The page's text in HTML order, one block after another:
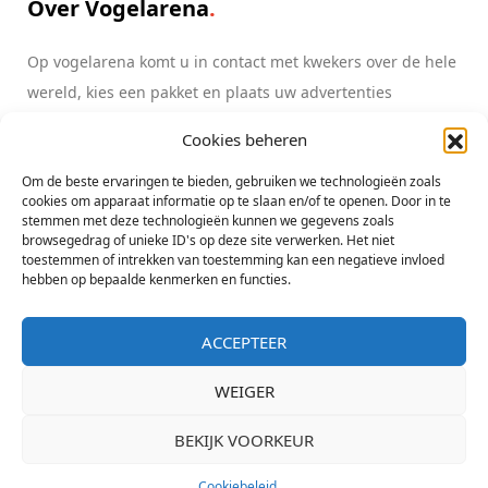
Cookies beheren
Om de beste ervaringen te bieden, gebruiken we technologieën zoals
cookies om apparaat informatie op te slaan en/of te openen. Door in te
stemmen met deze technologieën kunnen we gegevens zoals
browsegedrag of unieke ID's op deze site verwerken. Het niet
toestemmen of intrekken van toestemming kan een negatieve invloed
hebben op bepaalde kenmerken en functies.
ACCEPTEER
WEIGER
BEKIJK VOORKEUR
Over Vogelarena
Op vogelarena komt u in contact met kwekers over de hele
wereld, kies een pakket en plaats uw advertenties
Copyright All Rights Reserved Vogelarena initiatief Lorre & co - KvK
Zwolle 05080607